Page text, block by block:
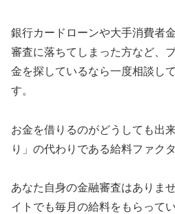
銀行カードローンや大手消費者
審査に落ちてしまった方など、
金を探しているなら一度相談し
す。
お金を借りるのがどうしても出
り」の代わりである給料ファク
あなた自身の金融審査はありま
イトでも毎月の給料をもらって